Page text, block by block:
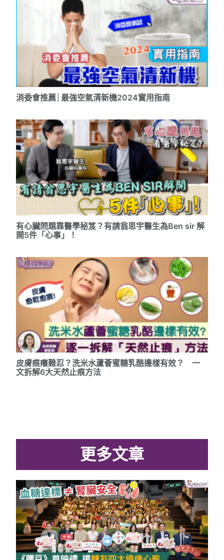
消委會推薦│最強空氣清新機2024實用指南
有心臟問題靠醫學秘笈？有請翁思宇醫生為Ben sir 解
開5件「心事」！
皮膚痕癢難忍？洗米水蘆薈蜜糖乳酪邊樣有效？ 一
文拆解6大天然止痕方法
更多文章